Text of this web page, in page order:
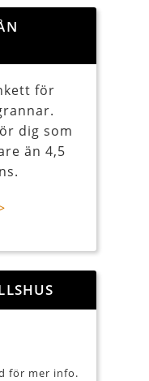
för
dig som
än 4,5
för mer info.